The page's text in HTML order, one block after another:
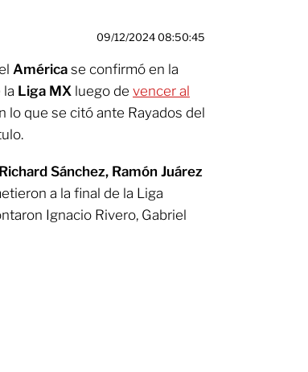
09/12/2024 08:50:45
América se confirmó en la
la Liga MX luego de vencer al
lo que se citó ante Rayados del
Sánchez, Ramón Juárez
a la final de la Liga
Ignacio Rivero, Gabriel